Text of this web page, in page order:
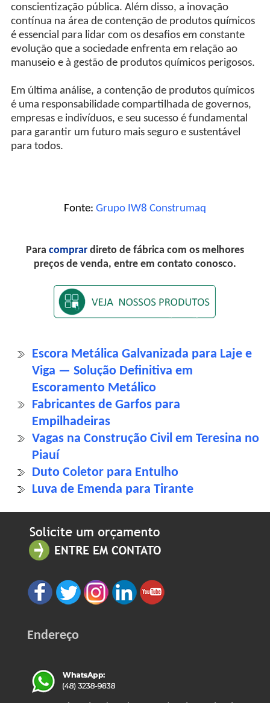
conscientização pública. Além disso, a inovação
contínua na área de contenção de produtos químicos
é essencial para lidar com os desafios em constante
evolução que a sociedade enfrenta em relação ao
manuseio e à gestão de produtos químicos perigosos.
Em última análise, a contenção de produtos químicos
é uma responsabilidade compartilhada de governos,
empresas e indivíduos, e seu sucesso é fundamental
para garantir um futuro mais seguro e sustentável
para todos.
Fonte: Grupo IW8 Construmaq
Para comprar direto de fábrica com os melhores
preços de venda, entre em contato conosco.
Escora Metálica Galvanizada para Laje e
Viga — Solução Definitiva em
Escoramento Metálico
Fabricantes de Garfos para
Empilhadeiras
Vagas na Construção Civil em Teresina no
Piauí
Duto Coletor para Entulho
Luva de Emenda para Tirante
Endereço